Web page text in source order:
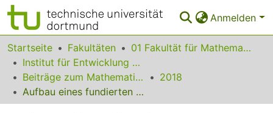
Anmelden
Bereiche & Sammlungen
Das gesamte Repositorium
Statistiken
Startseite Fakultäten
01 Fakultät für Mathematik
Institut für Entwicklung und Erforschung des Mathematikunterrichts
Beiträge zum Mathematikunterricht
2018
Aufbau eines fundierten Bruchzahlverständnisses im Kontext unterrichtsintegrierter Förderung zu Beginn der Sekundarstufe I - auch für Lernende mit (besonderen) Schwierigkeiten im Mathematiklernen?